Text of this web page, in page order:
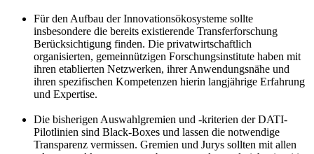
Für den Aufbau der Innovationsökosysteme sollte
insbesondere die bereits existierende Transferforschung
Berücksichtigung finden. Die privatwirtschaftlich
organisierten, gemeinnützigen Forschungsinstitute haben mit
ihren etablierten Netzwerken, ihrer Anwendungsnähe und
ihren spezifischen Kompetenzen hierin langjährige Erfahrung
und Expertise.
Die bisherigen Auswahlgremien und -kriterien der DATI-
Pilotlinien sind Black-Boxes und lassen die notwendige
Transparenz vermissen. Gremien und Jurys sollten mit allen